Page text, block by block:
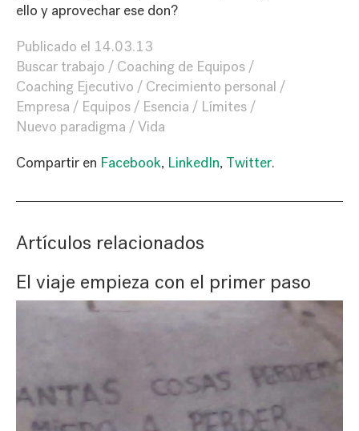
ello y aprovechar ese don?
Publicado el 14.03.13
Buscar trabajo
Coaching de Equipos
Coaching Ejecutivo
Crecimiento personal
Empresa
Equipos Esencia
Límites
Nuevo paradigma
Vida
Compartir en Facebook, LinkedIn, Twitter.
Artículos relacionados
El viaje empieza con el primer paso